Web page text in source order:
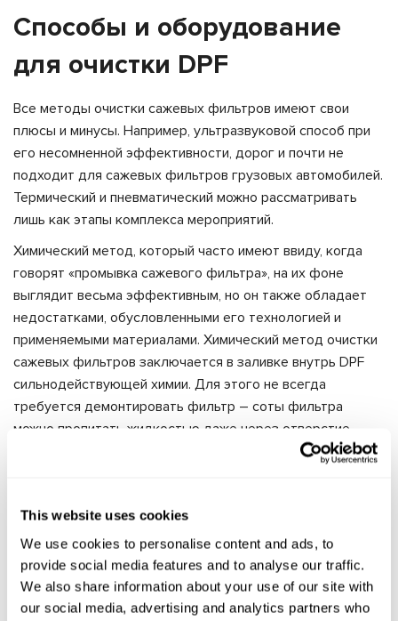
This website uses cookies
We use cookies to personalise content and ads, to
provide social media features and to analyse our traffic.
We also share information about your use of our site with
our social media, advertising and analytics partners who
Способы и оборудование
для очистки DPF
Все методы очистки сажевых фильтров имеют свои
плюсы и минусы. Например, ультразвуковой способ при
его несомненной эффективности, дорог и почти не
подходит для сажевых фильтров грузовых автомобилей.
Термический и пневматический можно рассматривать
лишь как этапы комплекса мероприятий.
Химический метод, который часто имеют ввиду, когда
говорят «промывка сажевого фильтра», на их фоне
выглядит весьма эффективным, но он также обладает
недостатками, обусловленными его технологией и
применяемыми материалами. Химический метод очистки
сажевых фильтров заключается в заливке внутрь DPF
сильнодействующей химии. Для этого не всегда
требуется демонтировать фильтр – соты фильтра
можно пропитать жидкостью даже через отверстие
датчика. Основных минусов химической промывки два:
окружающей среды, но и даже для здоровья
персонала, проводящего работы.
Количество затраченного времени.
Продолжительность «отмокания» фильтра – 8-10